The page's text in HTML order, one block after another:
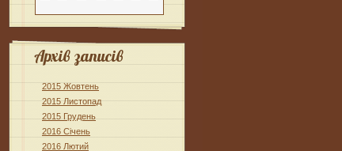
Архів записів
2015 Жовтень
2015 Листопад
2015 Грудень
2016 Січень
2016 Лютий